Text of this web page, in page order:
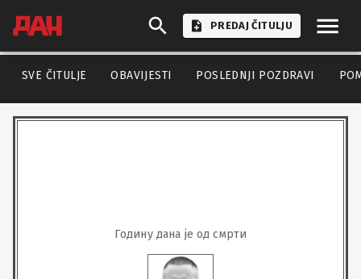
PREDAJ ČITULJU
SVE ČITULJE OBAVIJESTI POSLEDNJI POZDRAVI
Годину дана је од смрти